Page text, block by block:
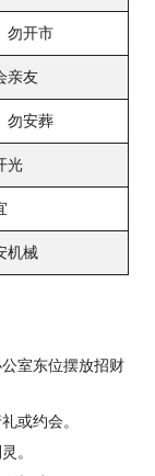
勿开市
亲友
勿安葬
光
机械
室东位摆放招财
或约会。
。